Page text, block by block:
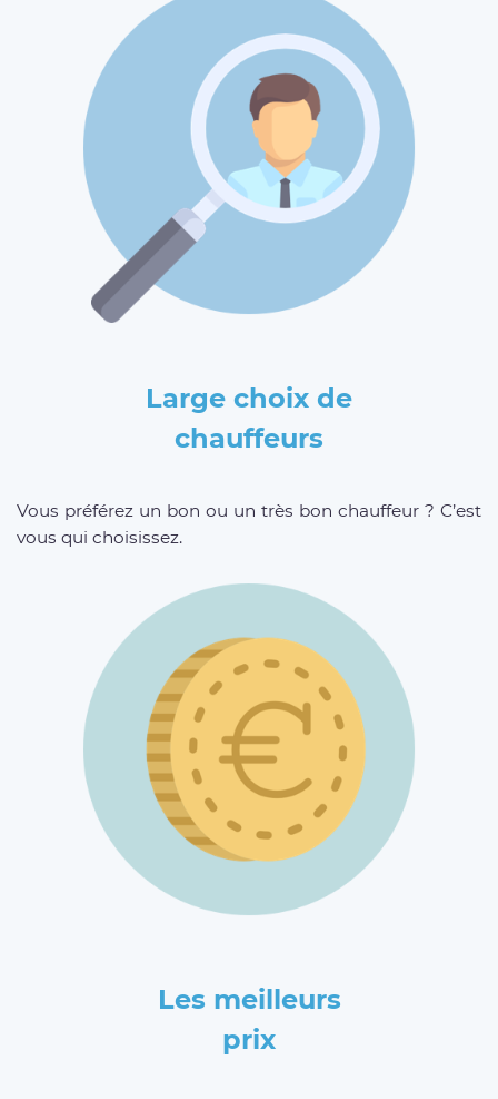
Large choix de
chauffeurs
Vous préférez un bon ou un très bon chauffeur ? C’est
vous qui choisissez.
Les meilleurs
prix